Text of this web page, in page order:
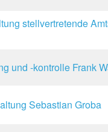
stellvertretende
und -kontrolle Frank
Sebastian Groba